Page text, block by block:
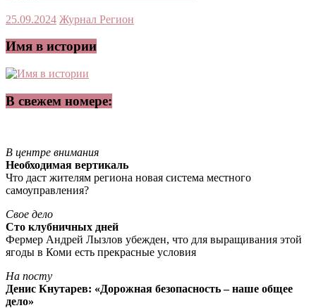
25.09.2024 Журнал Регион
Имя в истории
В свежем номере:
В центре внимания
Необходимая вертикаль
Что даст жителям региона новая система местного
самоуправления?
Свое дело
Сто клубничных дней
Фермер Андрей Лызлов убежден, что для выращивания этой
ягоды в Коми есть прекрасные условия
На посту
Денис Кнутарев: «Дорожная безопасность – наше общее
дело»